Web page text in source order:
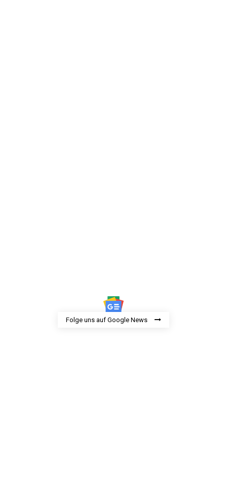
Folge uns auf Google News